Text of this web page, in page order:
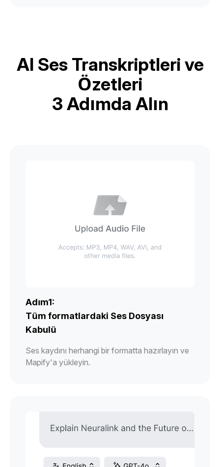
AI Ses Transkriptleri ve
Özetleri
3 Adımda Alın
Adım1:
Tüm formatlardaki Ses Dosyası
Kabulü
Ses kaydını herhangi bir formatta hazırlayın ve
Mapify'a yükleyin.